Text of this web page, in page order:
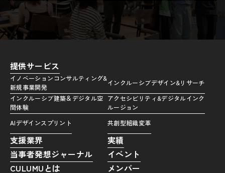
提供サービス
イノベーションコンサルティング&
新規事業開発
インクルーシブデザイン&リサーチ
インクルーシブ建築＆デジタル空
間体験
アクセシビリティ&デジタルインク
ルージョン
AIデザインスプリント
共創型組織変革
支援業界
実績
当事者発想ジャーナル
イベント
CULUMUとは
メンバー